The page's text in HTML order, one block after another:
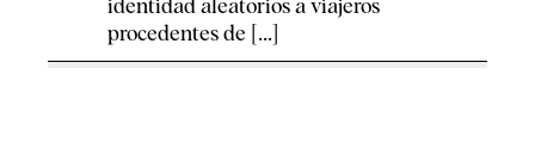
identidad aleatorios a viajeros
procedentes de [...]